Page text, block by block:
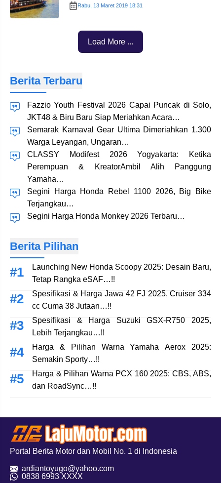
Rabu, 13 Maret 2019 18:31
Load More ...
Berita Terbaru
Fazzio Youth Festival 2026 Capai Puncak di Solo,
JKT48 & Biru Baru Siap Meriahkan Acara…
Semarak Karnaval Gear Ultima Dimeriahkan 1.300
Warga Leyangan, Ungaran…
CLASSY Modifest 2026 Yogyakarta: Ketika
Perempuan & KreatorAmbil Alih Panggung
Yamaha…
Segini Harga Honda Rebel 1100 2026, Big Bike
Terjangkau…
Segini Harga Honda Monkey 2026 Terbaru…
Berita Pilihan
Launching New Honda Scoopy 2025: Desain Baru,
Tetap Rangka eSAF…!!
Spesifikasi & Harga Jawa 42 FJ 2025, Cruiser 334
cc Cuma 38 Jutaan…!!
Spesifikasi & Harga Suzuki GSX-R750 2025,
Lebih Terjangkau…!!
Harga & Pilihan Warna Yamaha Aerox 2025:
Semakin Sporty…!!
Harga & Pilihan Warna PCX 160 2025: CBS, ABS,
dan RoadSync…!!
Portal Berita Motor dan Mobil No. 1 di Indonesia
ardiantoyugo@yahoo.com
0838 6993 XXXX